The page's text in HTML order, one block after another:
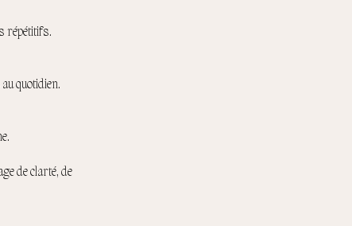
répétitifs.
quotidien.
de clarté, de